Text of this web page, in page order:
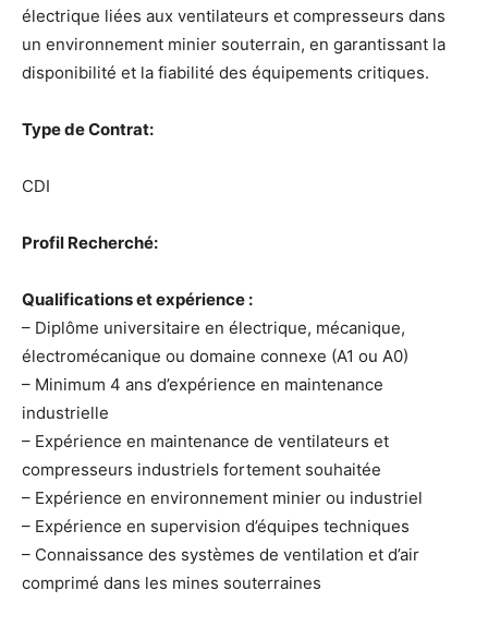
électrique liées aux ventilateurs et compresseurs dans
un environnement minier souterrain, en garantissant la
disponibilité et la fiabilité des équipements critiques.
Type de Contrat:
CDI
Profil Recherché:
Qualifications et expérience :
– Diplôme universitaire en électrique, mécanique,
électromécanique ou domaine connexe (A1 ou A0)
– Minimum 4 ans d’expérience en maintenance
industrielle
– Expérience en maintenance de ventilateurs et
compresseurs industriels fortement souhaitée
– Expérience en environnement minier ou industriel
– Expérience en supervision d’équipes techniques
– Connaissance des systèmes de ventilation et d’air
comprimé dans les mines souterraines